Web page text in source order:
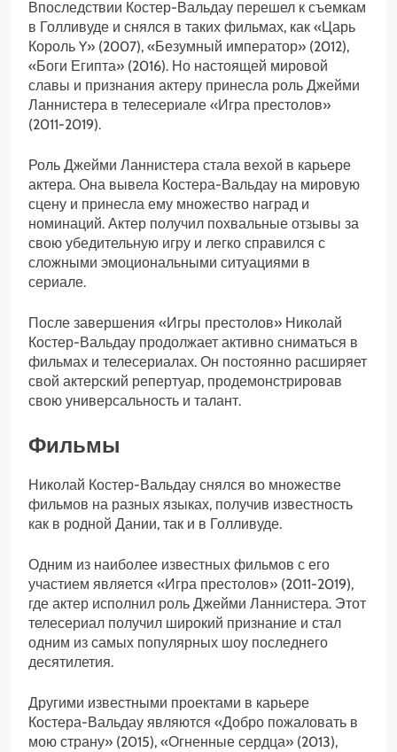
Впоследствии Костер-Вальдау перешел к съемкам
в Голливуде и снялся в таких фильмах, как «Царь
Король Y» (2007), «Безумный император» (2012),
«Боги Египта» (2016). Но настоящей мировой
славы и признания актеру принесла роль Джейми
Ланнистера в телесериале «Игра престолов»
(2011-2019).
Роль Джейми Ланнистера стала вехой в карьере
актера. Она вывела Костера-Вальдау на мировую
сцену и принесла ему множество наград и
номинаций. Актер получил похвальные отзывы за
свою убедительную игру и легко справился с
сложными эмоциональными ситуациями в
сериале.
После завершения «Игры престолов» Николай
Костер-Вальдау продолжает активно сниматься в
фильмах и телесериалах. Он постоянно расширяет
свой актерский репертуар, продемонстрировав
свою универсальность и талант.
Фильмы
Николай Костер-Вальдау снялся во множестве
фильмов на разных языках, получив известность
как в родной Дании, так и в Голливуде.
Одним из наиболее известных фильмов с его
участием является «Игра престолов» (2011-2019),
где актер исполнил роль Джейми Ланнистера. Этот
телесериал получил широкий признание и стал
одним из самых популярных шоу последнего
десятилетия.
Другими известными проектами в карьере
Костера-Вальдау являются «Добро пожаловать в
мою страну» (2015), «Огненные сердца» (2013),